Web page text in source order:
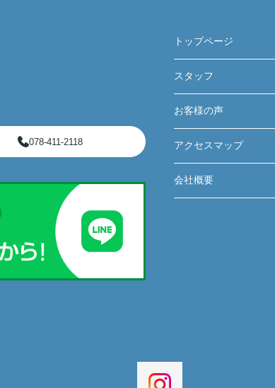
078-411-2118
トップページ
スタッフ
お客様の声
アクセスマップ
会社概要